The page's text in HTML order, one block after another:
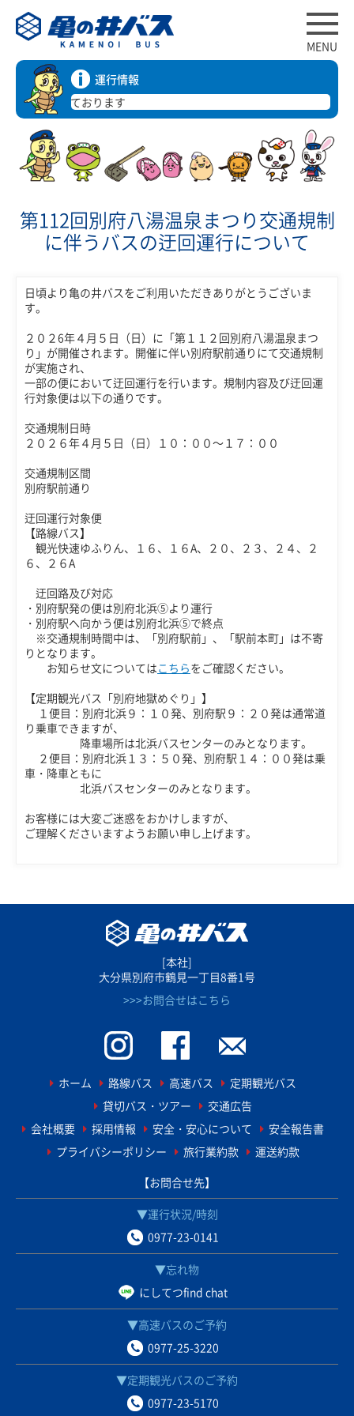
MENU
運行情報
通り運行しております
第112回別府八湯温泉まつり交通規制
に伴うバスの迂回運行について
日頃より亀の井バスをご利用いただきありがとうございま
す。
２０２6年４月５日（日）に「第１１２回別府八湯温泉まつ
り」が開催されます。開催に伴い別府駅前通りにて交通規制
が実施され、
一部の便において迂回運行を行います。規制内容及び迂回運
行対象便は以下の通りです。
交通規制日時
２０２６年４月５日（日）１０：００～１７：００
交通規制区間
別府駅前通り
迂回運行対象便
【路線バス】
観光快速ゆふりん、１６、１６A、２０、２３、２４、２
６、２６A
迂回路及び対応
・別府駅発の便は別府北浜⑤より運行
・別府駅へ向かう便は別府北浜⑤で終点
※交通規制時間中は、「別府駅前」、「駅前本町」は不寄
りとなります。
お知らせ文についてはこちらをご確認ください。
【定期観光バス「別府地獄めぐり」】
１便目：別府北浜９：１０発、別府駅９：２０発は通常道
り乗車できますが、
降車場所は北浜バスセンターのみとなります。
２便目：別府北浜１３：５０発、別府駅１４：００発は乗
車・降車ともに
北浜バスセンターのみとなります。
お客様には大変ご迷惑をおかけしますが、
ご理解くださいますようお願い申し上げます。
[本社]
大分県別府市鶴見一丁目8番1号
>>>お問合せはこちら
ホーム 路線バス 高速バス
定期観光バス
貸切バス・ツアー
交通広告
会社概要
採用情報 安全・安心について
安全報告書
プライバシーポリシー
旅行業約款
運送約款
【お問合せ先】
▼運行状況/時刻
0977-23-0141
▼忘れ物
にしてつfind chat
▼高速バスのご予約
0977-25-3220
▼定期観光バスのご予約
0977-23-5170